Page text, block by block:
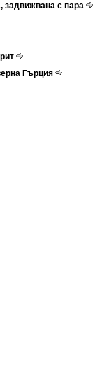
задвижвана с пара
Гърция